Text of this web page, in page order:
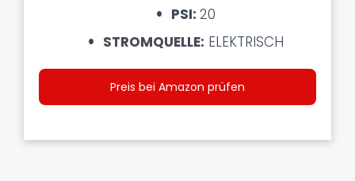
PSI: 20
STROMQUELLE: ELEKTRISCH
Preis bei Amazon prüfen